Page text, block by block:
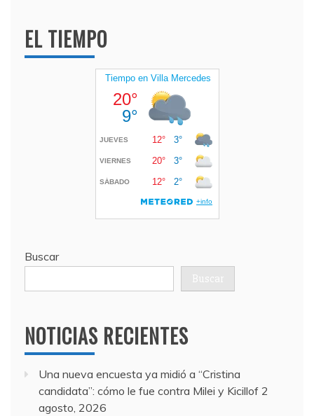
EL TIEMPO
Buscar
Buscar
NOTICIAS RECIENTES
Una nueva encuesta ya midió a “Cristina
candidata”: cómo le fue contra Milei y Kicillof 2
agosto, 2026